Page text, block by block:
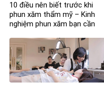
10 điều nên biết trước khi
phun xăm thẩm mỹ – Kinh
nghiệm phun xăm bạn cần